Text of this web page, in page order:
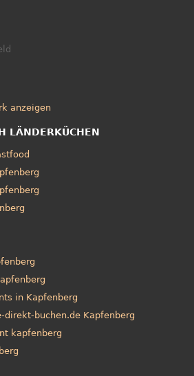
anzeigen
LÄNDERKÜCHEN
in Kapfenberg
direkt-buchen.de Kapfenberg
kapfenberg